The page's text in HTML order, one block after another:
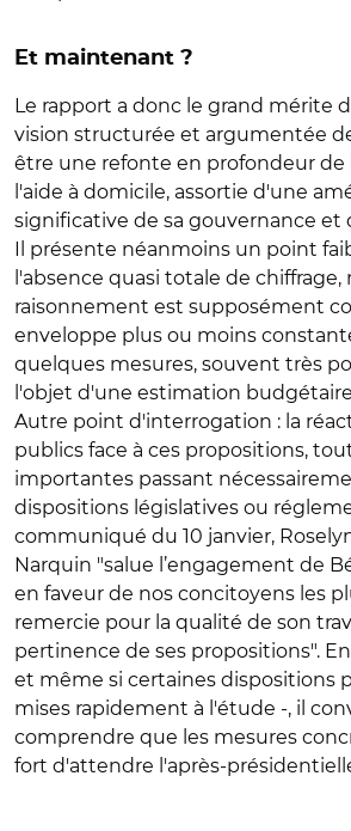
Et maintenant ?
Le rapport a donc le grand mérite
vision structurée et argumentée
être une refonte en profondeur de
l'aide à domicile, assortie d'une
significative de sa gouvernance et
Il présente néanmoins un point
l'absence quasi totale de chiffrage,
raisonnement est supposément
enveloppe plus ou moins
quelques mesures, souvent très
l'objet d'une estimation
Autre point d'interrogation : la
publics face à ces propositions,
importantes passant
dispositions législatives ou
communiqué du 10 janvier,
Narquin "salue l’engagement de
en faveur de nos concitoyens les
remercie pour la qualité de son
pertinence de ses propositions".
et même si certaines dispositions
mises rapidement à l'étude -, il
comprendre que les mesures
fort d'attendre l'après-